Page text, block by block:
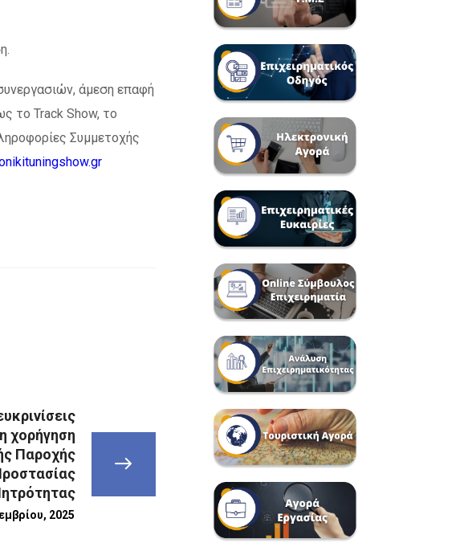
άμεση επαφή
το Track Show, το
Συμμετοχής
χορήγηση
Παροχής
2025